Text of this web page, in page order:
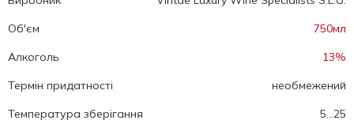
Об'єм
750мл
Алкоголь
13%
Термін придатності
необмежений
Температура зберігання
5...25